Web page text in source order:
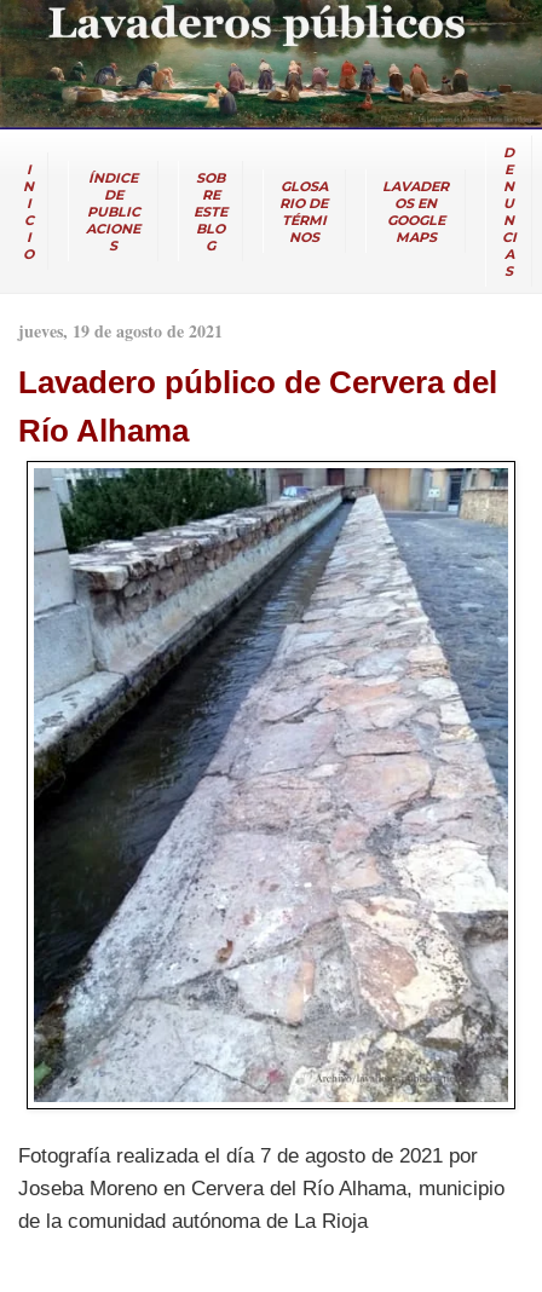
I
N
I
C
I
O
ÍNDICE
DE
PUBLIC
ACIONE
S
SOB
RE
ESTE
BLO
G
GLOSA
RIO DE
TÉRMI
NOS
LAVADER
OS EN
GOOGLE
MAPS
D
E
N
U
N
CI
A
S
jueves, 19 de agosto de 2021
Lavadero público de Cervera del
Río Alhama
Fotografía realizada el día 7 de agosto de 2021 por
Joseba Moreno en Cervera del Río Alhama, municipio
de la comunidad autónoma de La Rioja